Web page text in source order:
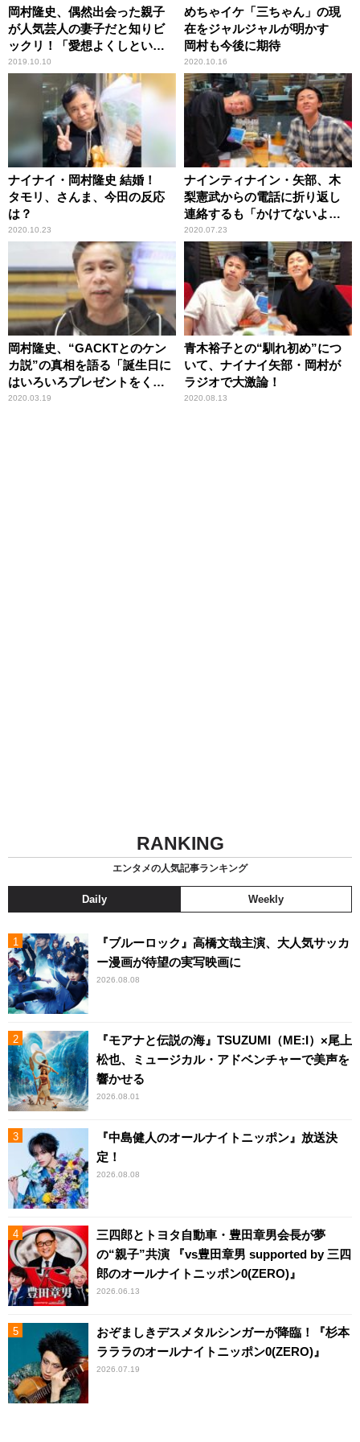
岡村隆史、偶然出会った親子
が人気芸人の妻子だと知りビ
ックリ！「愛想よくしといて
良かった」
2019.10.10
めちゃイケ「三ちゃん」の現
在をジャルジャルが明かす
岡村も今後に期待
2020.10.16
ナイナイ・岡村隆史 結婚！
タモリ、さんま、今田の反応
は？
2020.10.23
ナインティナイン・矢部、木
梨憲武からの電話に折り返し
連絡するも「かけてないよ」
と言われ戸惑う
2020.07.23
岡村隆史、“GACKTとのケン
カ説”の真相を語る「誕生日に
はいろいろプレゼントをくれ
る」
2020.03.19
青木裕子との“馴れ初め”につ
いて、ナイナイ矢部・岡村が
ラジオで大激論！
2020.08.13
RANKING
エンタメの人気記事ランキング
Daily Weekly
『ブルーロック』高橋文哉主演、大人気サッカ
ー漫画が待望の実写映画に
2026.08.08
『モアナと伝説の海』TSUZUMI（ME:I）×尾上
松也、ミュージカル・アドベンチャーで美声を
響かせる
2026.08.01
『中島健人のオールナイトニッポン』放送決
定！
2026.08.08
三四郎とトヨタ自動車・豊田章男会長が夢
の“親子”共演 『vs豊田章男 supported by 三四
郎のオールナイトニッポン0(ZERO)』
2026.06.13
おぞましきデスメタルシンガーが降臨！『杉本
ラララのオールナイトニッポン0(ZERO)』
2026.07.19